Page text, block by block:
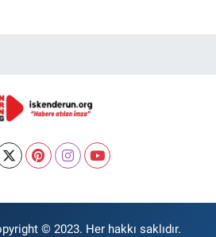
© 2023. Her hakkı saklıdır.